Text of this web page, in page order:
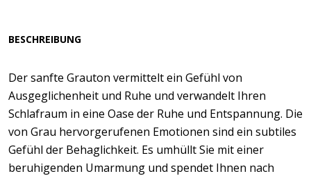
BESCHREIBUNG
Der sanfte Grauton vermittelt ein Gefühl von
Ausgeglichenheit und Ruhe und verwandelt Ihren
Schlafraum in eine Oase der Ruhe und Entspannung. Die
von Grau hervorgerufenen Emotionen sind ein subtiles
Gefühl der Behaglichkeit. Es umhüllt Sie mit einer
beruhigenden Umarmung und spendet Ihnen nach